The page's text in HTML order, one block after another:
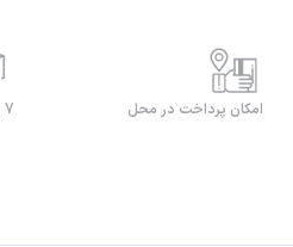
امکان پرداخت در محل 7 روز ضمانت بازگشت کالا